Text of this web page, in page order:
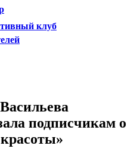
клуб
подписчикам о